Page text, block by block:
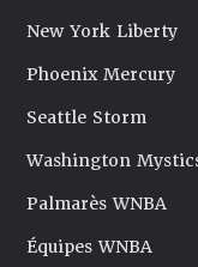
New York Liberty
Phoenix Mercury
Seattle Storm
Washington
Palmarès WNBA
Équipes WNBA